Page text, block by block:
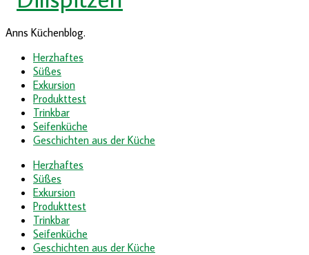
Anns Küchenblog.
Herzhaftes
Süßes
Exkursion
Produkttest
Trinkbar
Seifenküche
Geschichten aus der Küche
Herzhaftes
Süßes
Exkursion
Produkttest
Trinkbar
Seifenküche
Geschichten aus der Küche